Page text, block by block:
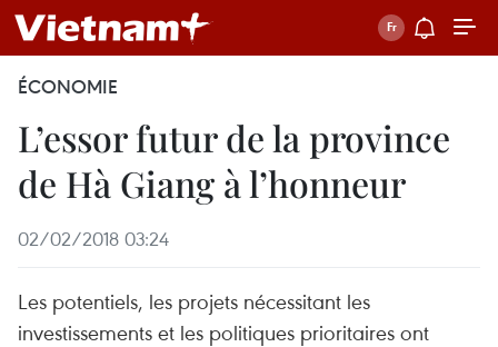
ÉCONOMIE
L’essor futur de la province
de Hà Giang à l’honneur
02/02/2018 03:24
Les potentiels, les projets nécessitant les
investissements et les politiques prioritaires ont